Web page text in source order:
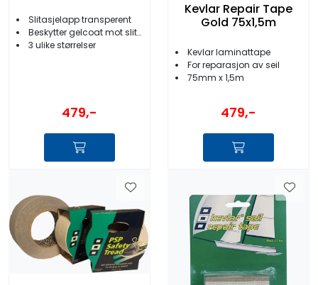
Slitasjelapp transperent
Beskytter gelcoat mot slitasje fra tau etc.
3 ulike størrelser
479,-
Kevlar Repair Tape
Gold 75x1,5m
Kevlar laminattape
For reparasjon av seil
75mm x 1,5m
479,-